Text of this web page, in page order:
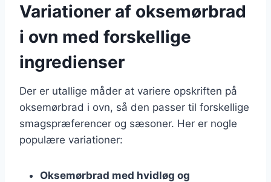
Variationer af oksemørbrad
i ovn med forskellige
ingredienser
Der er utallige måder at variere opskriften på
oksemørbrad i ovn, så den passer til forskellige
smagspræferencer og sæsoner. Her er nogle
populære variationer:
Oksemørbrad med hvidløg og